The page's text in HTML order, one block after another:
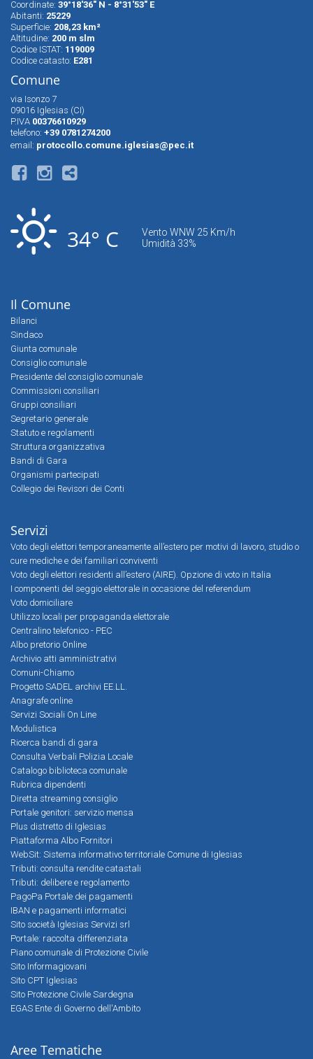
Coordinate: 39°18'36" N - 8°31'53" E
Abitanti: 25229
Superfìcie: 208,23 km²
Altitudine: 200 m slm
Codice ISTAT: 119009
Codice catasto: E281
Comune
via Isonzo 7
09016 Iglesias (CI)
P.IVA 00376610929
telefono: +39 0781274200
email: protocollo.comune.iglesias@pec.it
34° C
Vento WNW 25 Km/h
Umidità 33%
Il Comune
Bilanci
Sindaco
Giunta comunale
Consiglio comunale
Presidente del consiglio comunale
Commissioni consiliari
Gruppi consiliari
Segretario generale
Statuto e regolamenti
Struttura organizzativa
Bandi di Gara
Organismi partecipati
Collegio dei Revisori dei Conti
Servizi
Voto degli elettori temporaneamente all’estero per motivi di lavoro, studio o
cure mediche e dei familiari conviventi
Voto degli elettori residenti all’estero (AIRE). Opzione di voto in Italia
I componenti del seggio elettorale in occasione del referendum
Voto domiciliare
Utilizzo locali per propaganda elettorale
Centralino telefonico - PEC
Albo pretorio Online
Archivio atti amministrativi
Comuni-Chiamo
Progetto SADEL archivi EE.LL.
Anagrafe online
Servizi Sociali On Line
Modulistica
Ricerca bandi di gara
Consulta Verbali Polizia Locale
Catalogo biblioteca comunale
Rubrica dipendenti
Diretta streaming consiglio
Portale genitori: servizio mensa
Plus distretto di Iglesias
Piattaforma Albo Fornitori
WebSit: Sistema informativo territoriale Comune di Iglesias
Tributi: consulta rendite catastali
Tributi: delibere e regolamento
PagoPa Portale dei pagamenti
IBAN e pagamenti informatici
Sito società Iglesias Servizi srl
Portale: raccolta differenziata
Piano comunale di Protezione Civile
Sito Informagiovani
Sito CPT Iglesias
Sito Protezione Civile Sardegna
EGAS Ente di Governo dell'Ambito
Aree Tematiche